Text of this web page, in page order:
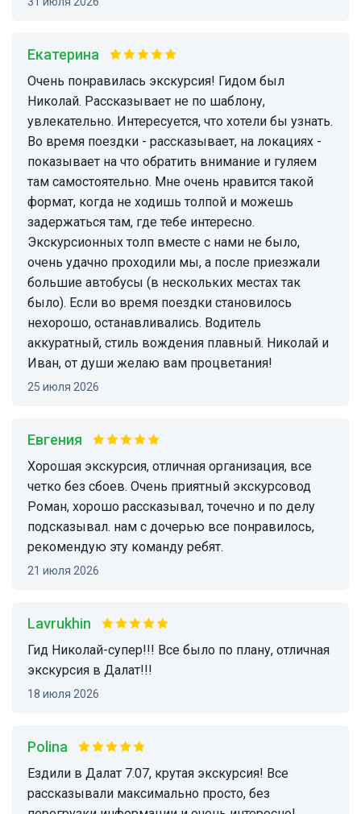
Екатерина
Очень понравилась экскурсия! Гидом был
Николай. Рассказывает не по шаблону,
увлекательно. Интересуется, что хотели бы узнать.
Во время поездки - рассказывает, на локациях -
показывает на что обратить внимание и гуляем
там самостоятельно. Мне очень нравится такой
формат, когда не ходишь толпой и можешь
задержаться там, где тебе интересно.
Экскурсионных толп вместе с нами не было,
очень удачно проходили мы, а после приезжали
большие автобусы (в нескольких местах так
было). Если во время поездки становилось
нехорошо, останавливались. Водитель
аккуратный, стиль вождения плавный. Николай и
Иван, от души желаю вам процветания!
25 июля 2026
Евгения
Хорошая экскурсия, отличная организация, все
четко без сбоев. Очень приятный экскурсовод
Роман, хорошо рассказывал, точечно и по делу
подсказывал. нам с дочерью все понравилось,
рекомендую эту команду ребят.
21 июля 2026
Lavrukhin
Гид Николай-супер!!! Все было по плану, отличная
экскурсия в Далат!!!
18 июля 2026
Polina
Ездили в Далат 7.07, крутая экскурсия! Все
рассказывали максимально просто, без